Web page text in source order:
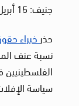
جنيف: 15 أبريل/نيسان 2021
حذر خبراء
نسبة عنف
الفلسطينيين
سياسة